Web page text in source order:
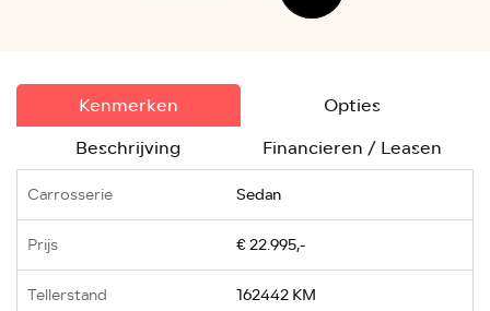
Kenmerken
Opties
Beschrijving
Financieren / Leasen
Carrosserie Sedan
Prijs € 22.995,-
Tellerstand 162442 KM